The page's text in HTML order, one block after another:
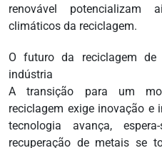
renovável
climáticos da reciclagem.
O futuro da reciclagem
indústria
A transição para um
reciclagem exige inovação e
tecnologia avança,
recuperação de metais se